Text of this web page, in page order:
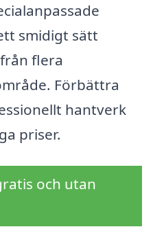
smidigt sätt
flera
Förbättra
hantverk
priser.
och utan